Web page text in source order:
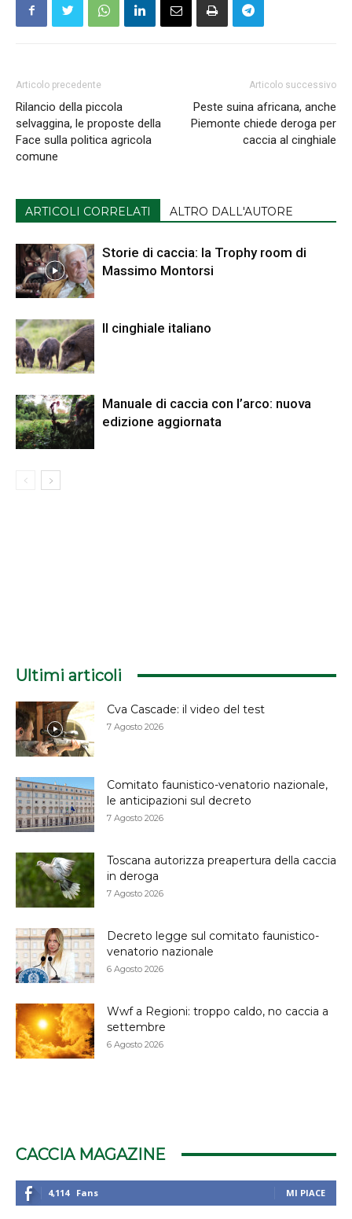
Articolo precedente
Rilancio della piccola
selvaggina, le proposte della
Face sulla politica agricola
comune
Articolo successivo
Peste suina africana, anche
Piemonte chiede deroga per
caccia al cinghiale
ARTICOLI CORRELATI ALTRO DALL'AUTORE
Storie di caccia: la Trophy room di
Massimo Montorsi
Il cinghiale italiano
Manuale di caccia con l’arco: nuova
edizione aggiornata
Ultimi articoli
Cva Cascade: il video del test
7 Agosto 2026
Comitato faunistico-venatorio nazionale,
le anticipazioni sul decreto
7 Agosto 2026
Toscana autorizza preapertura della caccia
in deroga
7 Agosto 2026
Decreto legge sul comitato faunistico-
venatorio nazionale
6 Agosto 2026
Wwf a Regioni: troppo caldo, no caccia a
settembre
6 Agosto 2026
CACCIA MAGAZINE
4,114 Fans MI PIACE